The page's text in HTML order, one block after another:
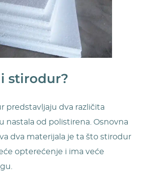
stirodur?
predstavljaju dva različita
nastala od polistirena. Osnovna
dva materijala je ta što stirodur
opterećenje i ima veće